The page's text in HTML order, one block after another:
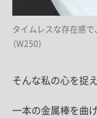
タイムレスな存在感で
（W250）
そんな私の心を捉
一本の金属棒を曲